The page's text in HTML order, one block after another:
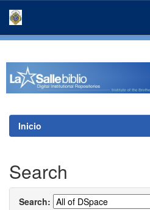
Inicio
Search
Search: